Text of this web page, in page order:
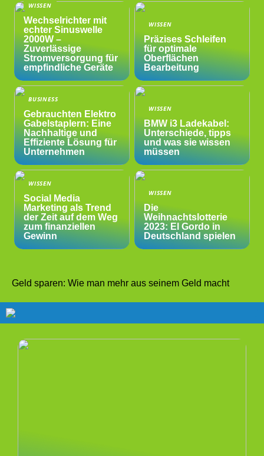
WISSEN
Wechselrichter mit
echter Sinuswelle
2000W –
Zuverlässige
Stromversorgung für
empfindliche Geräte
WISSEN
Präzises Schleifen
für optimale
Oberflächen
Bearbeitung
BUSINESS
Gebrauchten Elektro
Gabelstaplern: Eine
Nachhaltige und
Effiziente Lösung für
Unternehmen
WISSEN
BMW i3 Ladekabel:
Unterschiede, tipps
und was sie wissen
müssen
WISSEN
Social Media
Marketing als Trend
der Zeit auf dem Weg
zum finanziellen
Gewinn
WISSEN
Die
Weihnachtslotterie
2023: El Gordo in
Deutschland spielen
Geld sparen: Wie man mehr aus seinem Geld macht